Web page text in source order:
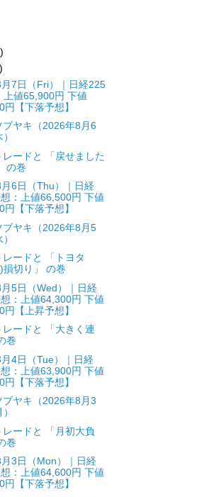
7日（Fri）｜日経225
上値65,900円 下値
円【下落予想】
ブヤキ（2026年8月6
レードと 「戻せました
の巻
6日（Thu）｜日経
：上値66,500円 下値
円【下落予想】
ブヤキ（2026年8月5
ードと 「トヨタ
損切り」 の巻
5日（Wed）｜日経
：上値64,300円 下値
円【上昇予想】
レードと 「大きく連
巻
4日（Tue）｜日経
：上値63,900円 下値
円【下落予想】
ブヤキ（2026年8月3
ードと 「月初大負
巻
3日（Mon）｜日経
：上値64,600円 下値
円【下落予想】